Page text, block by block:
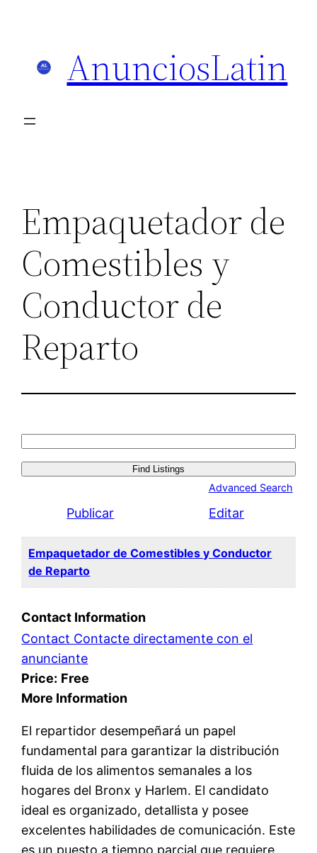
AnunciosLatin
Empaquetador de
Comestibles y
Conductor de
Reparto
Search
for:
Advanced Search
Publicar Editar
Empaquetador de Comestibles y Conductor
de Reparto
Contact Information
Contact Contacte directamente con el
anunciante
Price: Free
More Information
El repartidor desempeñará un papel
fundamental para garantizar la distribución
fluida de los alimentos semanales a los
hogares del Bronx y Harlem. El candidato
ideal es organizado, detallista y posee
excelentes habilidades de comunicación. Este
es un puesto a tiempo parcial que requiere